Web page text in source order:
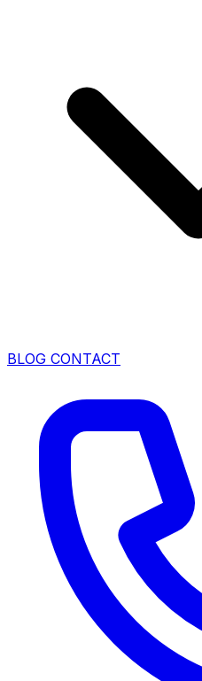
BLOG CONTACT